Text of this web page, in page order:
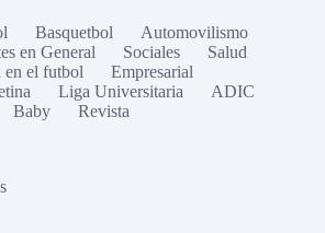
Basquetbol
Automovilismo
en General Sociales
Salud
en el futbol
Empresarial
Liga Universitaria
ADIC
Baby
Revista